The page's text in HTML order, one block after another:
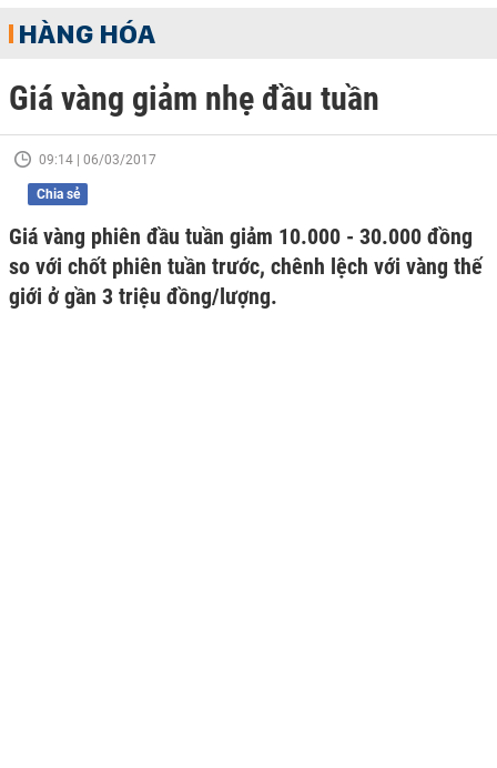
HÀNG HÓA
Giá vàng giảm nhẹ đầu tuần
09:14 | 06/03/2017
Chia sẻ
Giá vàng phiên đầu tuần giảm 10.000 - 30.000 đồng
so với chốt phiên tuần trước, chênh lệch với vàng thế
giới ở gần 3 triệu đồng/lượng.